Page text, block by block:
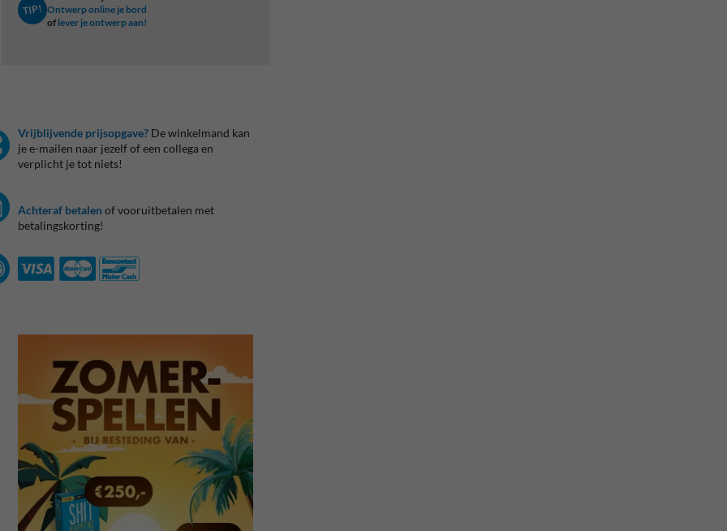
TIP! Ontwerp online je bord
of lever je ontwerp aan!
Vrijblijvende prijsopgave? De winkelmand kan
je e-mailen naar jezelf of een collega en
verplicht je tot niets!
Achteraf betalen of vooruitbetalen met
betalingskorting!